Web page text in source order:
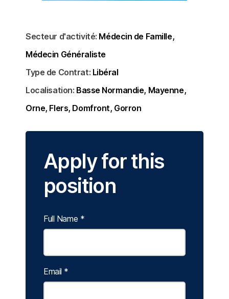
Secteur d'activité: Médecin de Famille
Médecin Généraliste
Type de Contrat: Libéral
Localisation: Basse Normandie Mayenne
Orne Flers Domfront Gorron
Apply for this
position
Full Name *
Email *